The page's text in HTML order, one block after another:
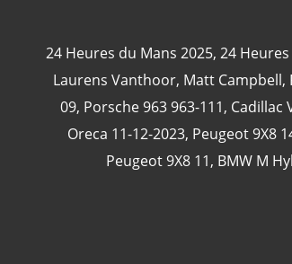
24 Heures du Mans 2025, 24
Laurens Vanthoor, Matt Campbell,
09, Porsche 963 963-111, Cadillac
Oreca 11-12-2023, Peugeot 9X8
Peugeot 9X8 11, BMW M